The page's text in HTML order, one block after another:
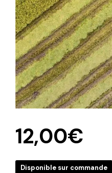
12,00€
Disponible sur commande